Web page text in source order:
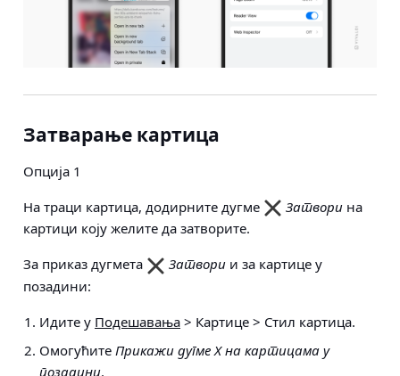
Затварање картица
Опција 1
На траци картица, додирните дугме
Затвори на
картици коју желите да затворите.
За приказ дугмета
Затвори и за картице у
позадини:
Идите у Подешавања > Картице > Стил картица.
Омогућите Прикажи дугме X на картицама у
позадини.